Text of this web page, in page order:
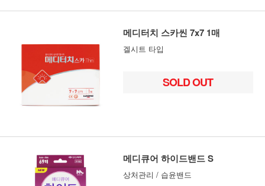
메디터치 스카씬 7x7 1매
겔시트 타입
SOLD OUT
메디큐어 하이드밴드 S
상처관리 / 습윤밴드